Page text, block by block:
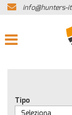
HOME
AZIENDA
ACQUISTIAMO USATO
info@hunters-
Tipo